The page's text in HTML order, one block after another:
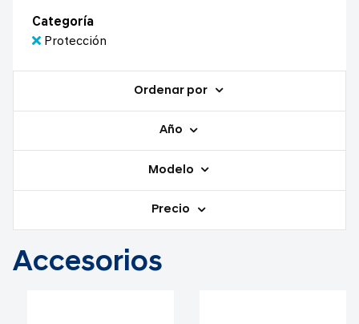
Categoría
Protección
Ordenar por
Año
Modelo
Precio
Accesorios